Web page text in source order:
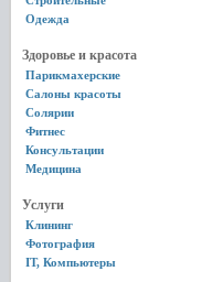
Одежда
Здоровье и красота
Парикмахерские
Салоны красоты
Солярии
Фитнес
Консультации
Медицина
Услуги
Клининг
Фотография
IT, Компьютеры